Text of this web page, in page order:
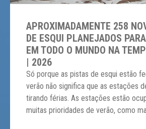
APROXIMADAMENTE 258
DE ESQUI PLANEJADOS
EM TODO O MUNDO NA
| 2026
Só porque as pistas de esqui estão
verão não significa que as estações
tirando férias. As estações estão
muitas prioridades de verão, como